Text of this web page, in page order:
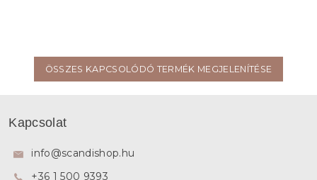
ÖSSZES KAPCSOLÓDÓ TERMÉK MEGJELENÍTÉSE
Kapcsolat
info@scandishop.hu
+36 1 500 9393